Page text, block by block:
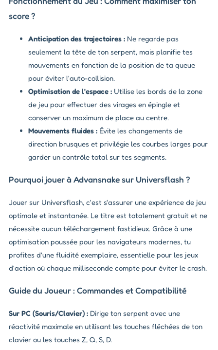
score ?
Anticipation des trajectoires : Ne regarde pas
seulement la tête de ton serpent, mais planifie tes
mouvements en fonction de la position de ta queue
pour éviter l'auto-collision.
Optimisation de l'espace : Utilise les bords de la zone
de jeu pour effectuer des virages en épingle et
conserver un maximum de place au centre.
Mouvements fluides : Évite les changements de
direction brusques et privilégie les courbes larges pour
garder un contrôle total sur tes segments.
Pourquoi jouer à Advansnake sur Universflash ?
Jouer sur Universflash, c'est s'assurer une expérience de jeu
optimale et instantanée. Le titre est totalement gratuit et ne
nécessite aucun téléchargement fastidieux. Grâce à une
optimisation poussée pour les navigateurs modernes, tu
profites d'une fluidité exemplaire, essentielle pour les jeux
d'action où chaque milliseconde compte pour éviter le crash.
Guide du Joueur : Commandes et Compatibilité
Sur PC (Souris/Clavier) : Dirige ton serpent avec une
réactivité maximale en utilisant les touches fléchées de ton
clavier ou les touches Z, Q, S, D.